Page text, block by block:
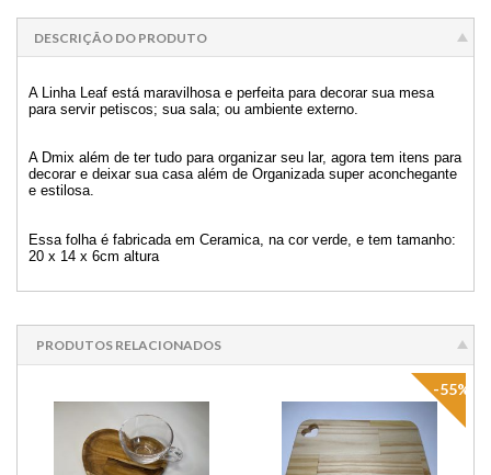
DESCRIÇÃO DO PRODUTO
A Linha Leaf está maravilhosa e perfeita para decorar sua mesa
para servir petiscos; sua sala; ou ambiente externo.
A Dmix além de ter tudo para organizar seu lar, agora tem itens para
decorar e deixar sua casa além de Organizada super aconchegante
e estilosa.
Essa folha é fabricada em Ceramica, na cor verde, e tem tamanho:
20 x 14 x 6cm altura
PRODUTOS RELACIONADOS
-55%